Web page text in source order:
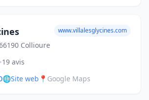
Collioure
www.villalesglycines.com
•19 avis
🌐Site web 📍 Google Maps